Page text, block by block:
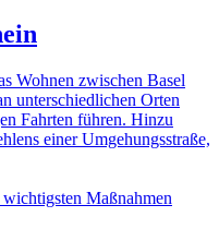
Wohnen zwischen Basel
unterschiedlichen Orten
Fahrten führen. Hinzu
einer Umgehungsstraße,